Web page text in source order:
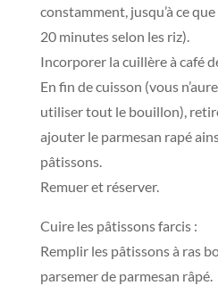
constamment, jusqu’à ce
20 minutes selon les riz).
Incorporer la cuillère à café
En fin de cuisson (vous
utiliser tout le bouillon),
ajouter le parmesan rapé
pâtissons.
Remuer et réserver.
Cuire les pâtissons farcis :
Remplir les pâtissons à ras
parsemer de parmesan râpé.